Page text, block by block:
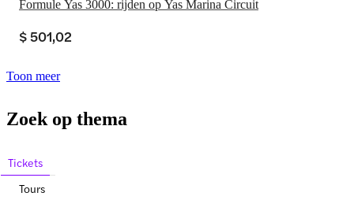
Formule Yas 3000: rijden op Yas Marina Circuit
$ 501,02
Toon meer
Zoek op thema
Tickets
Tours